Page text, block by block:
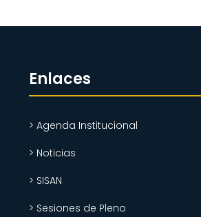
Enlaces
> Agenda Institucional
> Noticias
> SISAN
> Sesiones de Pleno